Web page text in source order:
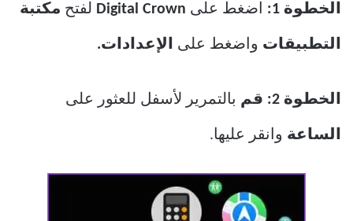
الخطوة 1: اضغط على Digital Crown لفتح مكتبة
التطبيقات واضغط على الإعدادات.
الخطوة 2: قم بالتمرير لأسفل للعثور على
الساعة وانقر عليها.